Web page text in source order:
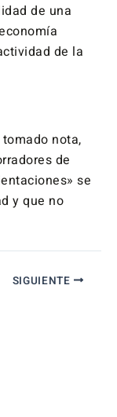
de una
de la
nota,
de
se
y que no
SIGUIENTE